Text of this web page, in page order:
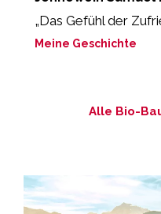
„Das Gefühl der
Meine Geschichte
Alle Bio-